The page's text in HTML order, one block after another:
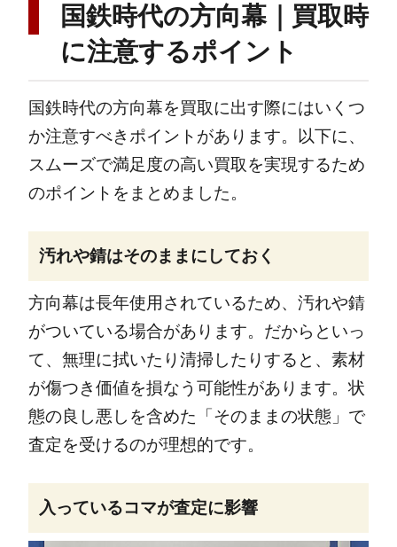
国鉄時代の方向幕｜買取時
に注意するポイント
国鉄時代の方向幕を買取に出す際にはいくつ
か注意すべきポイントがあります。以下に、
スムーズで満足度の高い買取を実現するため
のポイントをまとめました。
汚れや錆はそのままにしておく
方向幕は長年使用されているため、汚れや錆
がついている場合があります。だからといっ
て、無理に拭いたり清掃したりすると、素材
が傷つき価値を損なう可能性があります。状
態の良し悪しを含めた「そのままの状態」で
査定を受けるのが理想的です。
入っているコマが査定に影響